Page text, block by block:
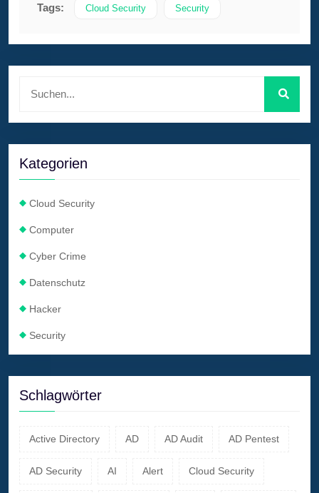
Tags: Cloud Security Security
Kategorien
Cloud Security
Computer
Cyber Crime
Datenschutz
Hacker
Security
Schlagwörter
Active Directory AD AD Audit AD Pentest
AD Security AI Alert Cloud Security